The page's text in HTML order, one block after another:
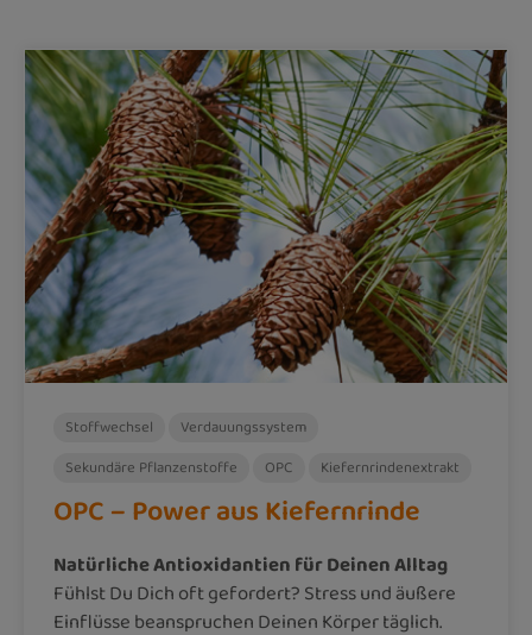
Stoffwechsel
Verdauungssystem
Sekundäre Pflanzenstoffe
OPC Kiefernrindenextrakt
OPC – Power aus Kiefernrinde
Natürliche Antioxidantien für Deinen Alltag
Fühlst Du Dich oft gefordert? Stress und äußere
Einflüsse beanspruchen Deinen Körper täglich.